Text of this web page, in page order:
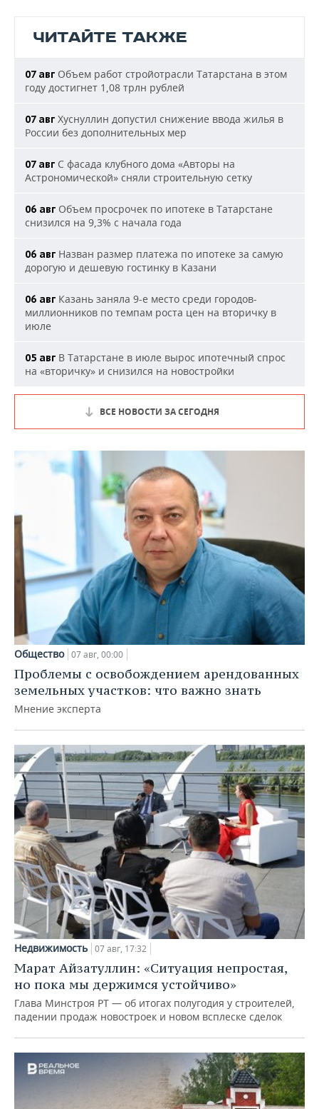
ЧИТАЙТЕ ТАКЖЕ
07 авг Объем работ стройотрасли Татарстана в этом
году достигнет 1,08 трлн рублей
07 авг Хуснуллин допустил снижение ввода жилья в
России без дополнительных мер
07 авг С фасада клубного дома «Авторы на
Астрономической» сняли строительную сетку
06 авг Объем просрочек по ипотеке в Татарстане
снизился на 9,3% с начала года
06 авг Назван размер платежа по ипотеке за самую
дорогую и дешевую гостинку в Казани
06 авг Казань заняла 9-е место среди городов-
миллионников по темпам роста цен на вторичку в
июле
05 авг В Татарстане в июле вырос ипотечный спрос
на «вторичку» и снизился на новостройки
ВСЕ НОВОСТИ ЗА СЕГОДНЯ
Общество 07 авг, 00:00
Проблемы с освобождением арендованных
земельных участков: что важно знать
Мнение эксперта
Недвижимость 07 авг, 17:32
Марат Айзатуллин: «Ситуация непростая,
но пока мы держимся устойчиво»
Глава Минстроя РТ — об итогах полугодия у строителей,
падении продаж новостроек и новом всплеске сделок